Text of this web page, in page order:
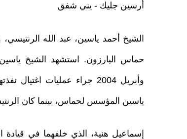
أرسين جليك - يني شفق
الشيخ أحمد ياسين، عبد الله
حماس البارزون. استشهد الشيخ
وأبريل 2004 جراء عمليات
ياسين المؤسس لحماس، بينما كان
إسماعيل هنية، الذي خلفهما في